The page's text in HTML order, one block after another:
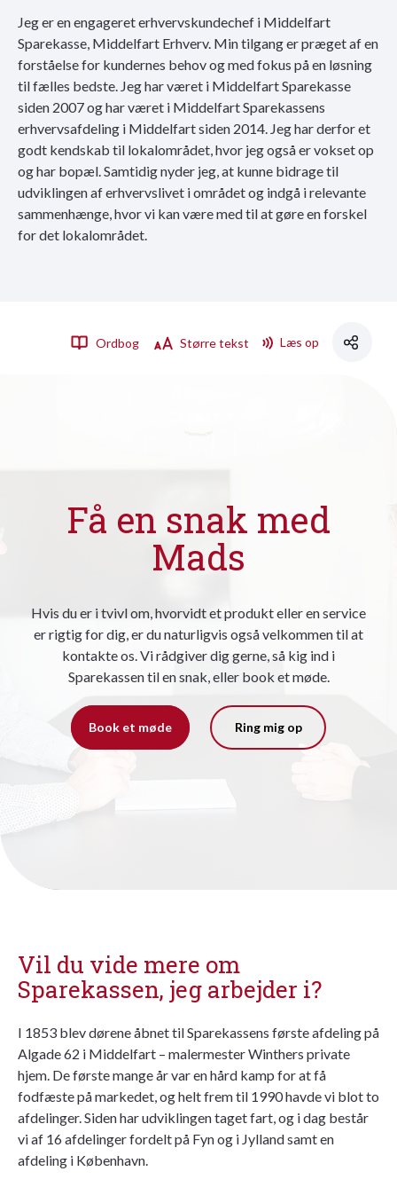
Jeg er en engageret erhvervskundechef i Middelfart
Sparekasse, Middelfart Erhverv. Min tilgang er præget af en
forståelse for kundernes behov og med fokus på en løsning
til fælles bedste. Jeg har været i Middelfart Sparekasse
siden 2007 og har været i Middelfart Sparekassens
erhvervsafdeling i Middelfart siden 2014. Jeg har derfor et
godt kendskab til lokalområdet, hvor jeg også er vokset op
og har bopæl. Samtidig nyder jeg, at kunne bidrage til
udviklingen af erhvervslivet i området og indgå i relevante
sammenhænge, hvor vi kan være med til at gøre en forskel
for det lokalområdet.
Ordbog Større tekst Læs op
Få en snak med
Mads
Hvis du er i tvivl om, hvorvidt et produkt eller en service
er rigtig for dig, er du naturligvis også velkommen til at
kontakte os. Vi rådgiver dig gerne, så kig ind i
Sparekassen til en snak, eller book et møde.
Book et møde Ring mig op
Vil du vide mere om
Sparekassen, jeg arbejder i?
I 1853 blev dørene åbnet til Sparekassens første afdeling på
Algade 62 i Middelfart – malermester Winthers private
hjem. De første mange år var en hård kamp for at få
fodfæste på markedet, og helt frem til 1990 havde vi blot to
afdelinger. Siden har udviklingen taget fart, og i dag består
vi af 16 afdelinger fordelt på Fyn og i Jylland samt en
afdeling i København.